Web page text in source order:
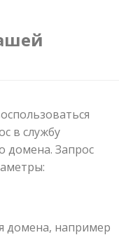
в службу
домена. Запрос
домена, например